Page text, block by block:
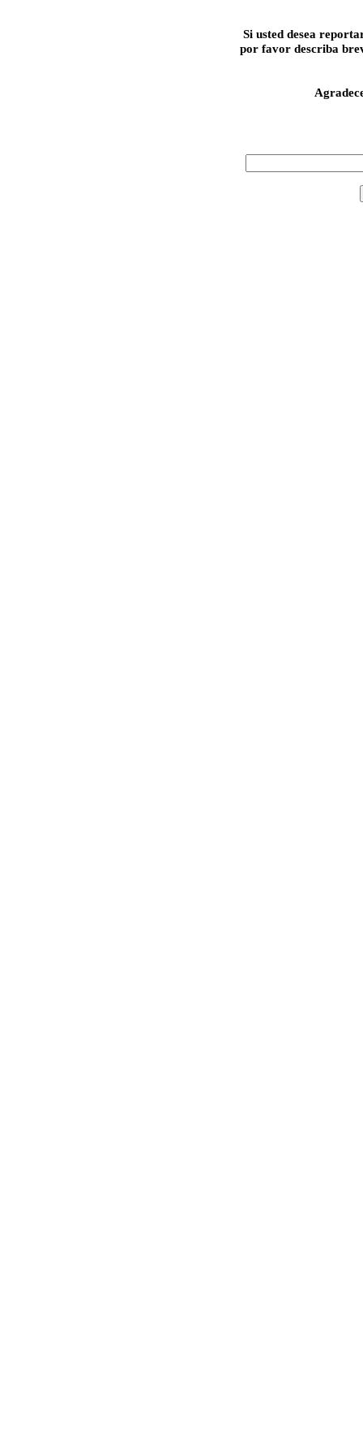
Si usted desea
por favor describa